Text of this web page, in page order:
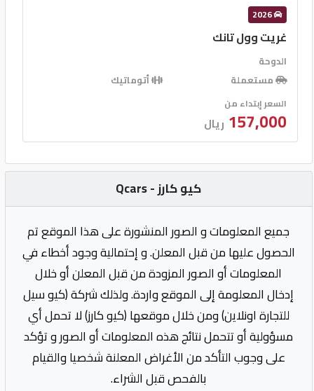
2026
غريت وول تانك
الدوحة
مستعملة
أتوماتيك
السعر إبتداء من
157,000 ريال
كيو كارز - Qcars
جميع المعلومات و الصور المنشورة على هذا الموقع تم
الحصول عليها من قبل المعلن. و إحتمالية وجود أخطاء في
المعلومات أو الصور المزودة من قبل المعلن أو خلال
إدخال المعلومة إلى الموقع واردة. ولذلك شركة (كيو سيل
للتجارة اونلاين) ومن خلال موقعها (كيو كارز) لا تحمل أي
مسؤولية أو تتحمل نتائج هذه المعلومات أو الصور و تؤكد
على وجوب التأكد من الأغراض المعلنة شخصيا والقيام
بالفحص قبل الشراء.